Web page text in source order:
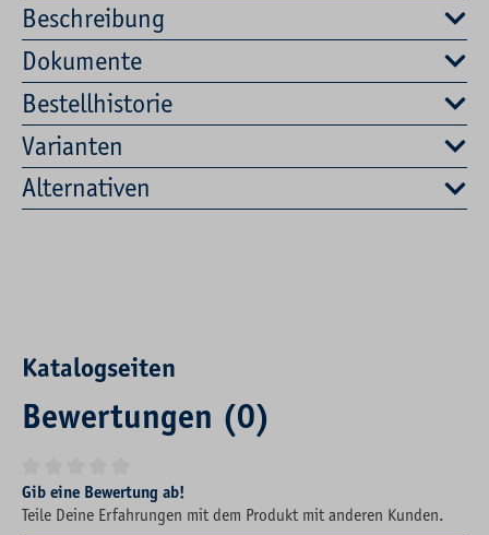
Beschreibung
Dokumente
Bestellhistorie
Varianten
Alternativen
Katalogseiten
Bewertungen (0)
Durchschnittliche Bewertung von 0 von 5 Sternen
Gib eine Bewertung ab!
Teile Deine Erfahrungen mit dem Produkt mit anderen Kunden.